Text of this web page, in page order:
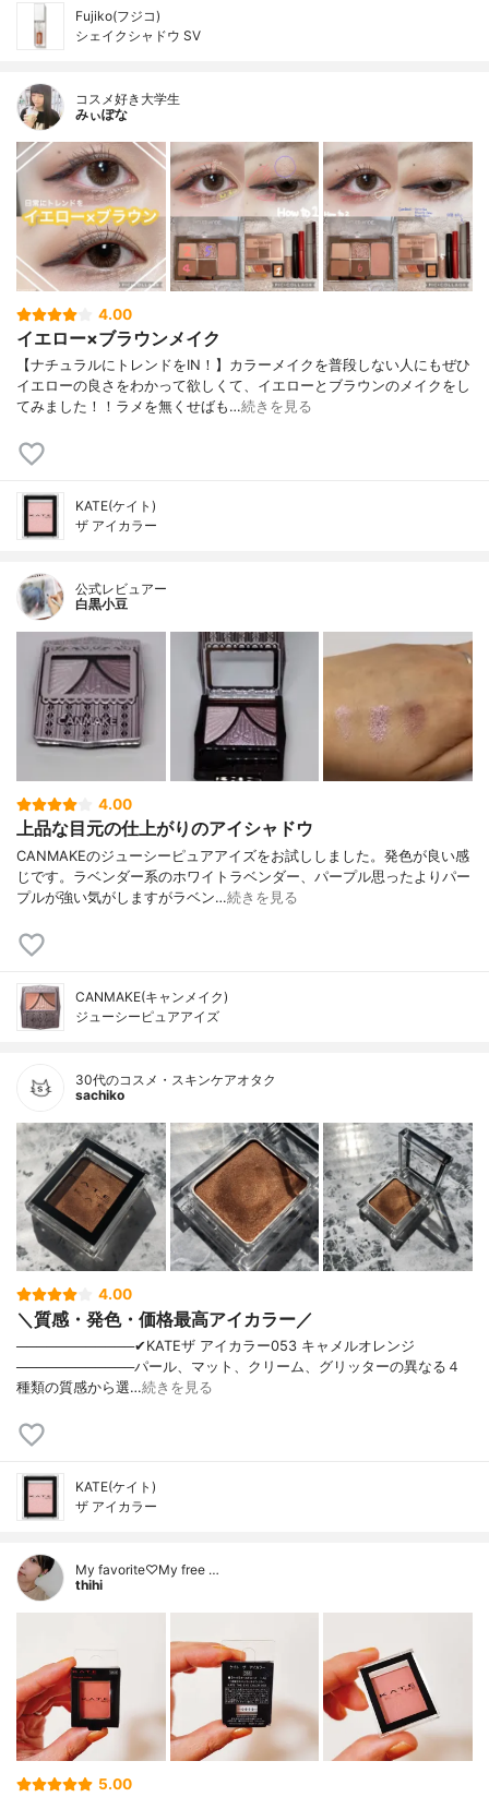
Fujiko(フジコ)
シェイクシャドウ SV
コスメ好き大学生
みぃぽな
4.00
イエロー×ブラウンメイク
【ナチュラルにトレンドをIN！】カラーメイクを普段しない人にもぜひ
イエローの良さをわかって欲しくて、イエローとブラウンのメイクをし
てみました！！ラメを無くせばも…続きを見る
KATE(ケイト)
ザ アイカラー
公式レビュアー
白黒小豆
4.00
上品な目元の仕上がりのアイシャドウ
CANMAKEのジューシーピュアアイズをお試ししました。発色が良い感
じです。ラベンダー系のホワイトラベンダー、パープル思ったよりパー
プルが強い気がしますがラベン…続きを見る
CANMAKE(キャンメイク)
ジューシーピュアアイズ
30代のコスメ・スキンケアオタク
sachiko
4.00
＼質感・発色・価格最高アイカラー／
────────────✔︎KATEザ アイカラー053 キャメルオレンジ
────────────パール、マット、クリーム、グリッターの異なる４
種類の質感から選…続きを見る
KATE(ケイト)
ザ アイカラー
My favorite♡My free …
thihi
5.00